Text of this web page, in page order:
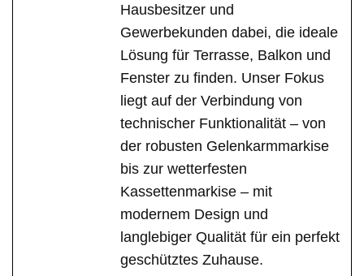
Hausbesitzer und
Gewerbekunden dabei, die ideale
Lösung für Terrasse, Balkon und
Fenster zu finden. Unser Fokus
liegt auf der Verbindung von
technischer Funktionalität – von
der robusten Gelenkarmmarkise
bis zur wetterfesten
Kassettenmarkise – mit
modernem Design und
langlebiger Qualität für ein perfekt
geschütztes Zuhause.